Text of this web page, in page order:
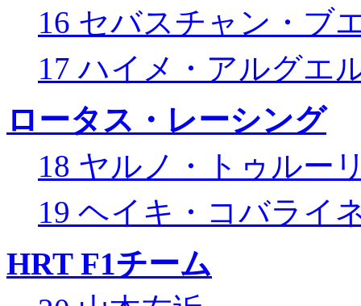
16 セバスチャン・ブ
17 ハイメ・アルグエ
ロータス・レーシング
18 ヤルノ・トゥルー
19 ヘイキ・コバライ
HRT F1チーム